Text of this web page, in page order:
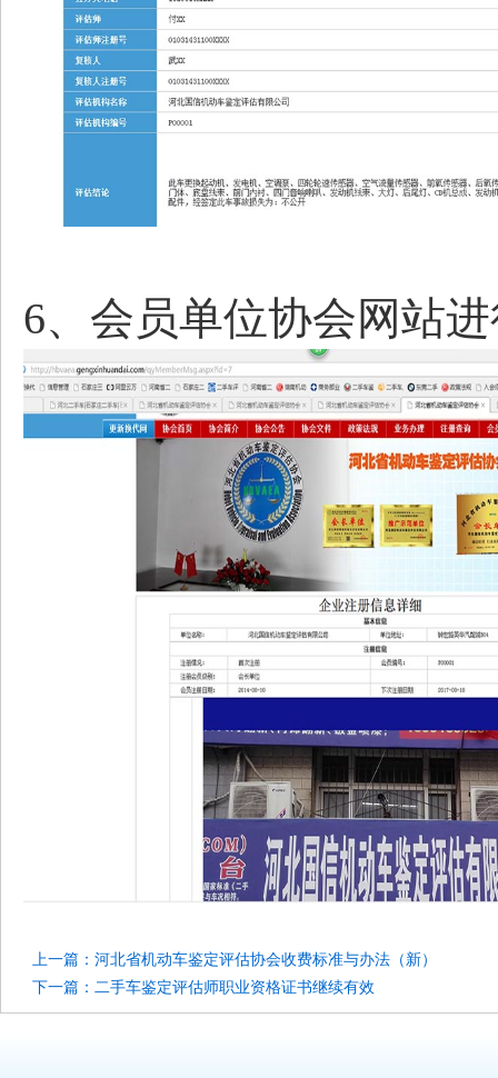
6、会员单位协会网站
上一篇：河北省机动车鉴定评估协会收费标准与办法（新）
下一篇：二手车鉴定评估师职业资格证书继续有效